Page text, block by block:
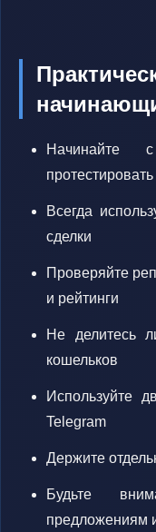
Начинайте
Всегда
сделки
Проверяйте
и рейтинги
Не делитесь
кошельков
Используйте
Telegram
Держите
Будьте
предложениям